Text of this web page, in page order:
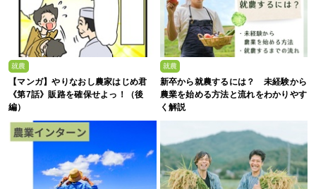
就農
【マンガ】やりなおし農家はじめ君
《第7話》販路を確保せよっ！（後
編）
就農
新卒から就農するには？ 未経験から
農業を始める方法と流れをわかりやす
く解説